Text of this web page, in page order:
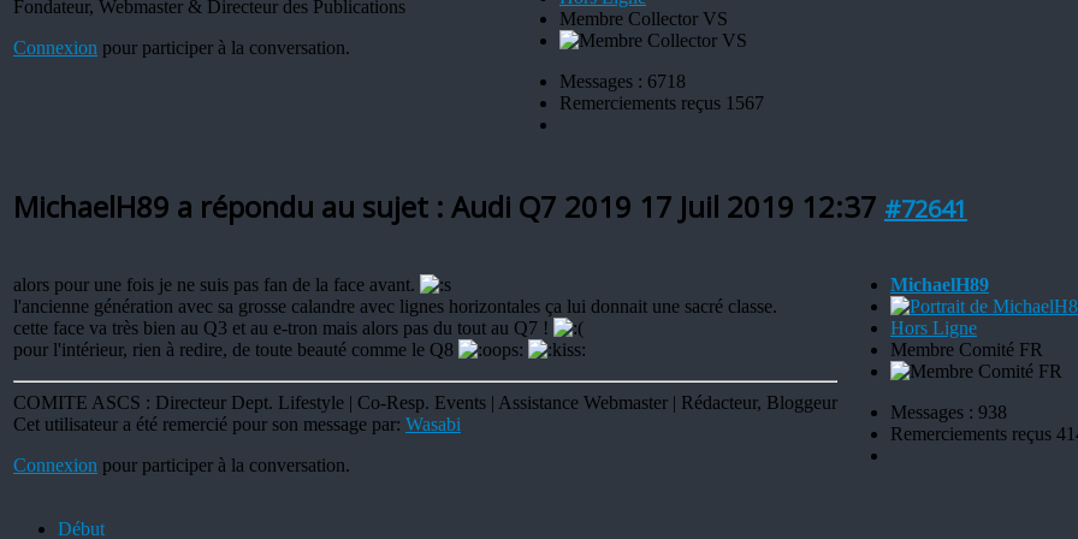
Fondateur, Webmaster & Directeur des Publications
Connexion pour participer à la conversation.
Membre Collector VS
Messages : 6718
Remerciements reçus 1567
MichaelH89 a répondu au sujet : Audi Q7 2019 17 Juil 2019 12:37 #72641
alors pour une fois je ne suis pas fan de la face avant.
l'ancienne génération avec sa grosse calandre avec lignes horizontales ça lui donnait une sacré classe.
cette face va très bien au Q3 et au e-tron mais alors pas du tout au Q7 !
pour l'intérieur, rien à redire, de toute beauté comme le Q8
COMITE ASCS : Directeur Dept. Lifestyle | Co-Resp. Events | Assistance Webmaster | Rédacteur, Bloggeur
Cet utilisateur a été remercié pour son message par: Wasabi
Connexion pour participer à la conversation.
MichaelH89
Hors Ligne
Membre Comité FR
Messages : 938
Remerciements reçus
Début